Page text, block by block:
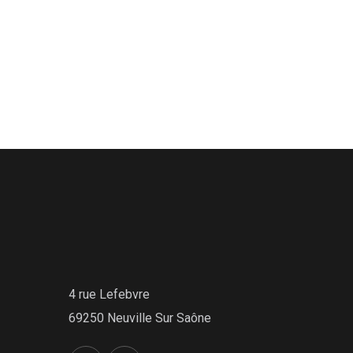
4 rue Lefebvre
69250 Neuville Sur Saône